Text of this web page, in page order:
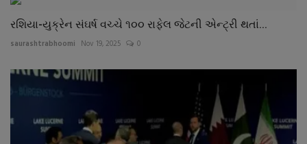
રશિયા-યુક્રેન સંઘર્ષ વચ્ચે ૧૦૦ રાફેલ જેટની એન્ટ્રી થતાં...
saurashtrabhoomi Nov 19, 2025 0